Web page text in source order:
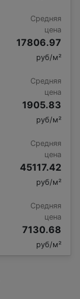
Средняя
цена
17806.97
руб/м²
Средняя
цена
1905.83
руб/м²
Средняя
цена
45117.42
руб/м²
Средняя
цена
7130.68
руб/м²